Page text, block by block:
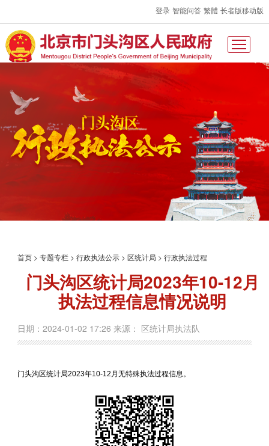
登录 智能问答 繁體 长者版移动版
首页 >专题专栏 >行政执法公示 >区统计局 >行政执法过程
门头沟区统计局2023年10-12月
执法过程信息情况说明
日期：2024-01-02 17:26 来源： 区统计局执法队
门头沟区统计局2023年10-12月无特殊执法过程信息。